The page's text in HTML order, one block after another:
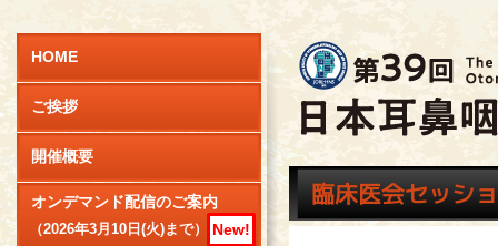
HOME
ご挨拶
開催概要
オンデマンド配信のご案内
（2026年3月10日(火)まで） New!
臨床医会セッシ